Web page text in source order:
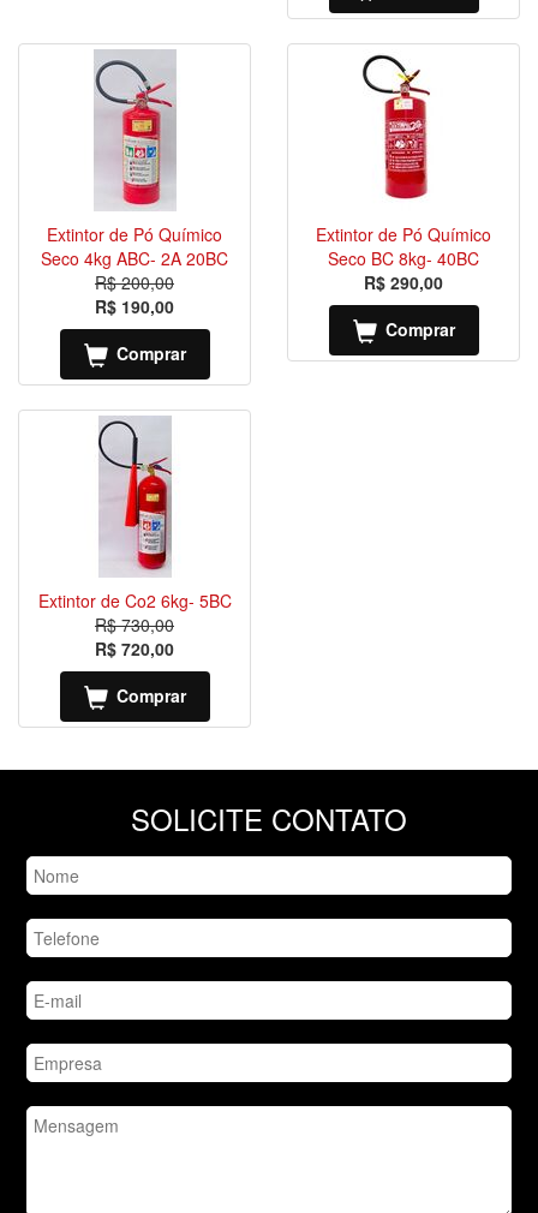
Extintor de Pó Químico
Seco 4kg ABC- 2A 20BC
R$ 200,00
R$ 190,00
Comprar
Extintor de Pó Químico
Seco BC 8kg- 40BC
R$ 290,00
Comprar
Extintor de Co2 6kg- 5BC
R$ 730,00
R$ 720,00
Comprar
SOLICITE CONTATO